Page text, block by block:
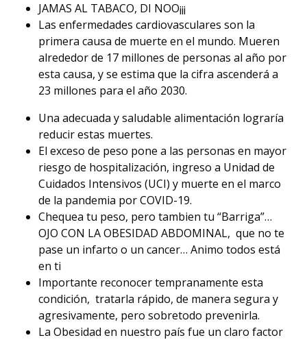
JAMAS AL TABACO, DI NOO¡¡¡
Las enfermedades cardiovasculares son la
primera causa de muerte en el mundo. Mueren
alrededor de 17 millones de personas al año por
esta causa, y se estima que la cifra ascenderá a
23 millones para el año 2030.
Una adecuada y saludable alimentación lograría
reducir estas muertes.
El exceso de peso pone a las personas en mayor
riesgo de hospitalización, ingreso a Unidad de
Cuidados Intensivos (UCI) y muerte en el marco
de la pandemia por COVID-19.
Chequea tu peso, pero tambien tu “Barriga”…
OJO CON LA OBESIDAD ABDOMINAL, que no te
pase un infarto o un cancer… Animo todos está
en ti
Importante reconocer tempranamente esta
condición, tratarla rápido, de manera segura y
agresivamente, pero sobretodo prevenirla.
La Obesidad en nuestro país fue un claro factor